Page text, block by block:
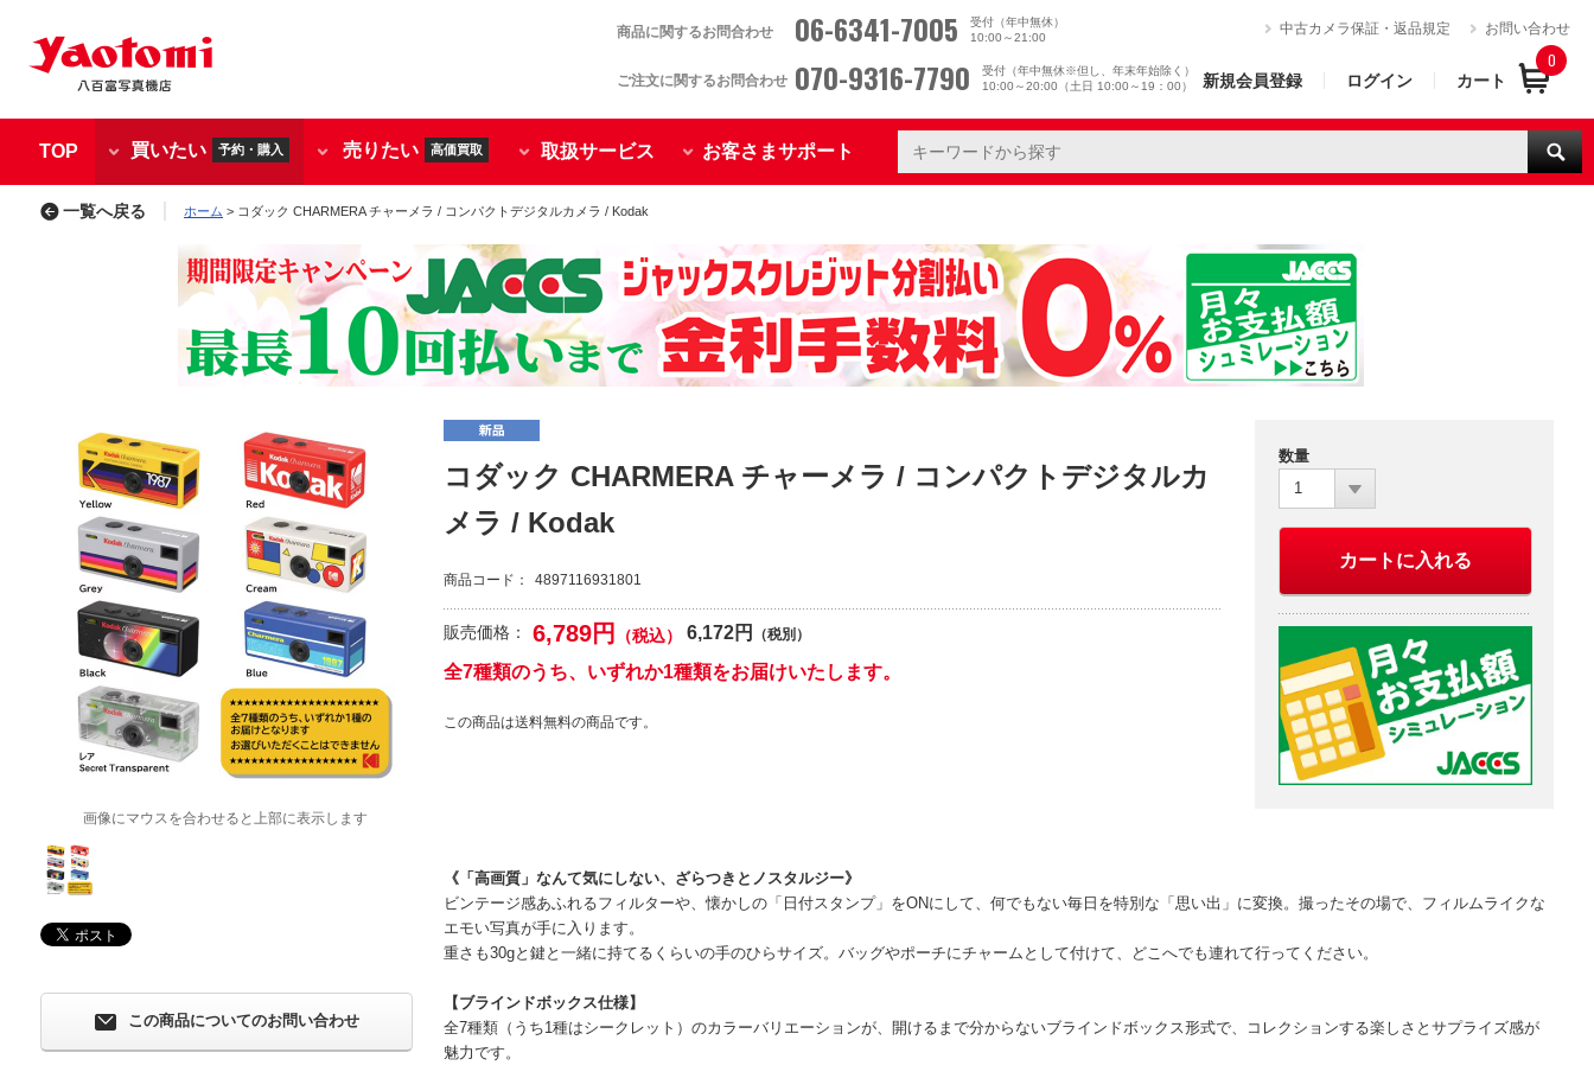
商品に関するお問合わせ 06-6341-7005
受付（年中無休）
10:00～21:00
ご注文に関するお問合わせ 070-9316-7790
受付（年中無休※但し、年末年始除く）
10:00～20:00（土日 10:00～19：00）
中古カメラ保証・返品規定 お問い合わせ
新規会員登録 ログイン カート
0
TOP 買いたい 予約・購入 売りたい 高価買取 取扱サービス お客さまサポート
一覧へ戻る ホーム > コダック CHARMERA チャーメラ / コンパクトデジタルカメラ / Kodak
コダック CHARMERA チャーメラ / コンパクトデジタルカ
メラ / Kodak
商品コード： 4897116931801
販売価格： 6,789円 （税込） 6,172円 （税別）
全7種類のうち、いずれか1種類をお届けいたします。
この商品は送料無料の商品です。
数量
1
カートに入れる
《「高画質」なんて気にしない、ざらつきとノスタルジー》
ビンテージ感あふれるフィルターや、懐かしの「日付スタンプ」をONにして、何でもない毎日を特別な「思い出」に変換。撮ったその場で、フィルムライクな
エモい写真が手に入ります。
重さも30gと鍵と一緒に持てるくらいの手のひらサイズ。バッグやポーチにチャームとして付けて、どこへでも連れて行ってください。
【ブラインドボックス仕様】
全7種類（うち1種はシークレット）のカラーバリエーションが、開けるまで分からないブラインドボックス形式で、コレクションする楽しさとサプライズ感が
魅力です。
画像にマウスを合わせると上部に表示します
この商品についてのお問い合わせ